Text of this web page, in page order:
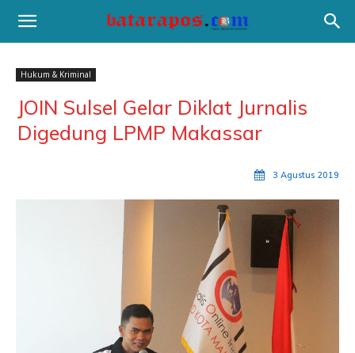
Hukum & Kriminal
JOIN Sulsel Gelar Diklat Jurnalis
Digedung LPMP Makassar
3 Agustus 2019